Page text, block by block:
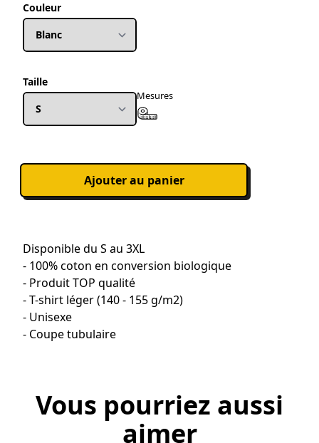
Couleur
Taille
Mesures
Ajouter au panier
Disponible du S au 3XL
- 100% coton en conversion biologique
- Produit TOP qualité
- T-shirt léger (140 - 155 g/m2)
- Unisexe
Vous pourriez aussi
aimer